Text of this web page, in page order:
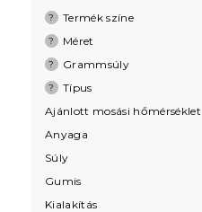
? Termék színe
? Méret
? Grammsúly
? Típus
Ajánlott mosási hőmérséklet
Anyaga
Súly
Gumis
Kialakítás